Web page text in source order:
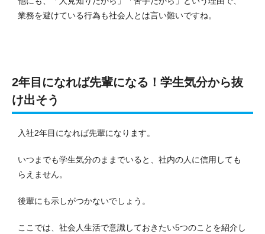
業務を避けている行為も社会人とは言い難いですね。
2年目になれば先輩になる！学生気分から抜
け出そう
入社2年目になれば先輩になります。
いつまでも学生気分のままでいると、社内の人に信用しても
らえません。
後輩にも示しがつかないでしょう。
ここでは、社会人生活で意識しておきたい5つのことを紹介し